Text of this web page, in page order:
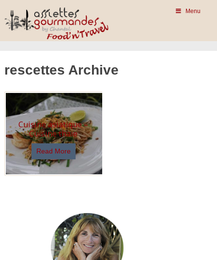
Menu
rescettes Archive
Cuisine asiatique –
Cuisine thaïe
Read More